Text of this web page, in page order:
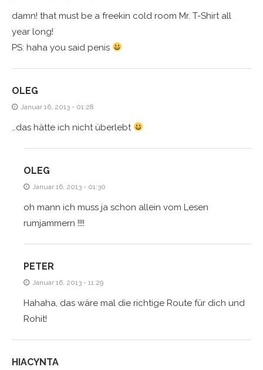
damn! that must be a freekin cold room Mr. T-Shirt all
year long!
PS: haha you said penis
OLEG
Januar 16, 2013 - 01:28
…das hätte ich nicht überlebt
OLEG
Januar 16, 2013 - 01:30
oh mann ich muss ja schon allein vom Lesen
rumjammern !!!!
PETER
Januar 16, 2013 - 11:29
Hahaha, das wäre mal die richtige Route für dich und
Rohit!
HIACYNTA